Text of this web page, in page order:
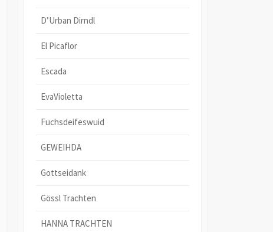
D’Urban Dirndl
El Picaflor
Escada
EvaVioletta
Fuchsdeifeswuid
GEWEIHDA
Gottseidank
Gössl Trachten
HANNA TRACHTEN